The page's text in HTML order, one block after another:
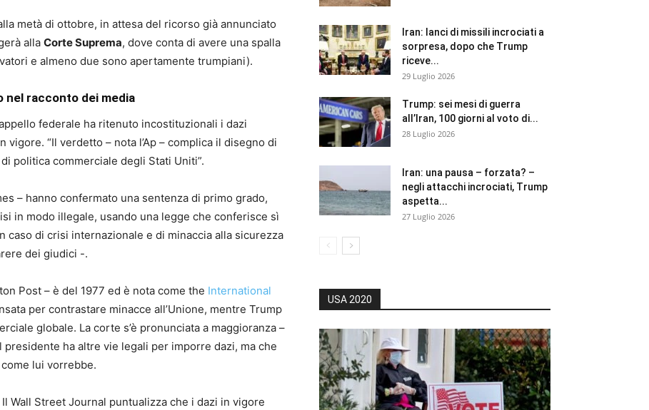
metà di ottobre, in attesa del ricorso già annunciato
alla Corte Suprema, dove conta di avere una spalla
e almeno due sono apertamente trumpiani).
nel racconto dei media
federale ha ritenuto incostituzionali i dazi
“Il verdetto – nota l’Ap – complica il disegno di
politica commerciale degli Stati Uniti”.
– hanno confermato una sentenza di primo grado,
in modo illegale, usando una legge che conferisce sì
caso di crisi internazionale e di minaccia alla sicurezza
dei giudici -.
Post – è del 1977 ed è nota come the International
per contrastare minacce all’Unione, mentre Trump
globale. La corte s’è pronunciata a maggioranza –
presidente ha altre vie legali per imporre dazi, ma che
lui vorrebbe.
Wall Street Journal puntualizza che i dazi in vigore
Iran: lanci di missili incrociati a
sorpresa, dopo che Trump
riceve...
29 Luglio 2026
Trump: sei mesi di guerra
all’Iran, 100 giorni al voto di...
28 Luglio 2026
Iran: una pausa – forzata? –
negli attacchi incrociati, Trump
aspetta...
27 Luglio 2026
USA 2020